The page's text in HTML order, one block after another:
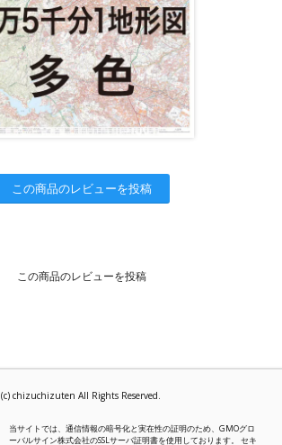
この商品のレビューを投稿
この商品のレビューを投稿
(c) chizuchizuten All Rights Reserved.
当サイトでは、通信情報の暗号化と実在性の証明のため、GMOグロ
ーバルサイン株式会社のSSLサーバ証明書を使用しております。 セキ